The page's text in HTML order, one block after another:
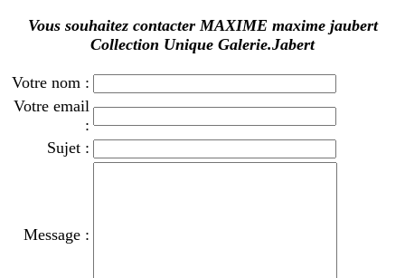
Vous souhaitez contacter MAXIME maxime jaubert
Collection Unique Galerie.Jabert
Votre nom :
Votre email
:
Sujet :
Message :